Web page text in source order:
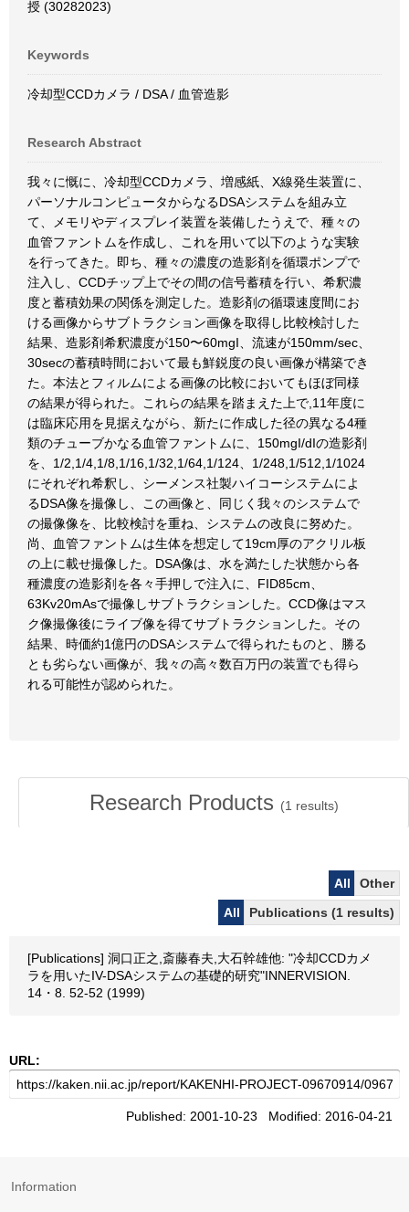
授 (30282023)
Keywords
冷却型CCDカメラ / DSA / 血管造影
Research Abstract
我々に慨に、冷却型CCDカメラ、増感紙、X線発生装置に、
パーソナルコンピュータからなるDSAシステムを組み立
て、メモリやディスプレイ装置を装備したうえで、種々の
血管ファントムを作成し、これを用いて以下のような実験
を行ってきた。即ち、種々の濃度の造影剤を循環ポンプで
注入し、CCDチップ上でその間の信号蓄積を行い、希釈濃
度と蓄積効果の関係を測定した。造影剤の循環速度間にお
ける画像からサブトラクション画像を取得し比較検討した
結果、造影剤希釈濃度が150〜60mgI、流速が150mm/sec、
30secの蓄積時間において最も鮮鋭度の良い画像が構築でき
た。本法とフィルムによる画像の比較においてもほぼ同様
の結果が得られた。これらの結果を踏まえた上で,11年度に
は臨床応用を見据えながら、新たに作成した径の異なる4種
類のチューブかなる血管ファントムに、150mgI/dIの造影剤
を、1/2,1/4,1/8,1/16,1/32,1/64,1/124、1/248,1/512,1/1024
にそれぞれ希釈し、シーメンス社製ハイコーシステムによ
るDSA像を撮像し、この画像と、同じく我々のシステムで
の撮像像を、比較検討を重ね、システムの改良に努めた。
尚、血管ファントムは生体を想定して19cm厚のアクリル板
の上に載せ撮像した。DSA像は、水を満たした状態から各
種濃度の造影剤を各々手押しで注入に、FID85cm、
63Kv20mAsで撮像しサブトラクションした。CCD像はマス
ク像撮像後にライブ像を得てサブトラクションした。その
結果、時価約1億円のDSAシステムで得られたものと、勝る
とも劣らない画像が、我々の高々数百万円の装置でも得ら
れる可能性が認められた。
Research Products (1 results)
All
Other
All
Publications (1 results)
[Publications] 洞口正之,斎藤春夫,大石幹雄他: "冷却CCDカメ
ラを用いたIV-DSAシステムの基礎的研究"INNERVISION.
14・8. 52-52 (1999)
URL:
Published: 2001-10-23 Modified: 2016-04-21
Information